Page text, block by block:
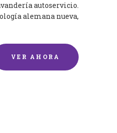
autoservicio.
alemana nueva,
VER AHORA